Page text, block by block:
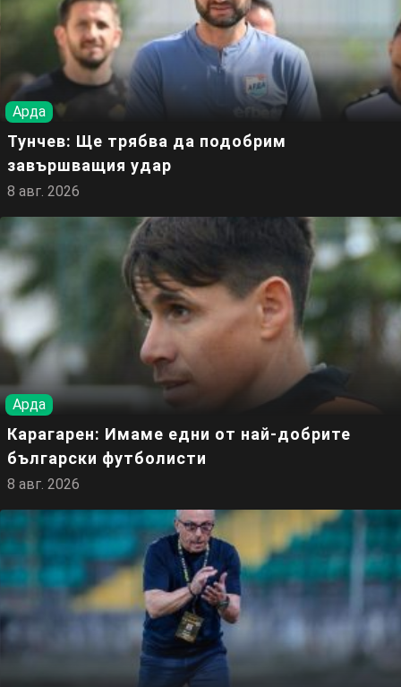
Арда
Тунчев: Ще трябва да подобрим
завършващия удар
8 авг. 2026
Арда
Карагарен: Имаме едни от най-добрите
български футболисти
8 авг. 2026